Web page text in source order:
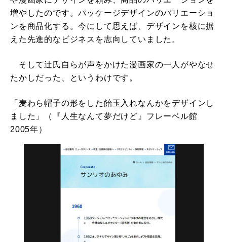
増やしたのです。パッケージデザインのバリエーショ
ンを商品化する。今にして思えば、デザインを核に据
えた先進的なビジネスを志向していました。
そして辻氏自らが声をかけた漫画家の一人がやなせ
たかしだった、というわけです。
「麦わら帽子の形をした飴玉入れなんかをデザインし
ました」（『人生なんて夢だけど』フレーベル館
2005年）